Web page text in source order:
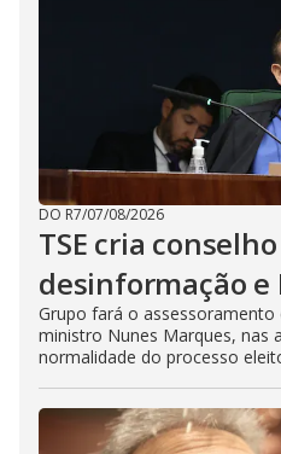
DO R7/07/08/2026
TSE cria
desinformação e
Grupo fará o
ministro Nunes Marques, nas
normalidade do processo